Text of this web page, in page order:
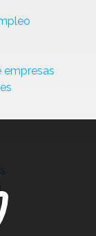
empresas